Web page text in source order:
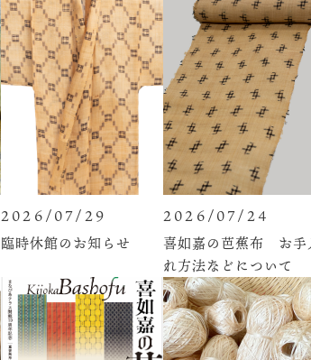
2026/07/29
臨時休館のお知らせ
2026/07/24
喜如嘉の芭蕉布 お手
れ方法などについて